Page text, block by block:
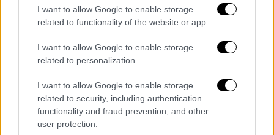
I want to allow Google to enable storage
related to functionality of the website or app.
I want to allow Google to enable storage
related to personalization.
I want to allow Google to enable storage
related to security, including authentication
functionality and fraud prevention, and other
user protection.
κατάκτηση του πρωταθλήματος».
Δήλωση
που είχε επαναλάβει και κατά το παρελθόν.
Αναλυτικά η θέση του ΠΑΟΚ αναφέρει τα
εξής:
«Θα αποτελέσει είδηση η πρώτη φορά που ο
ιδιοκτήτης του Ολυμπιακού θα ασχοληθεί με